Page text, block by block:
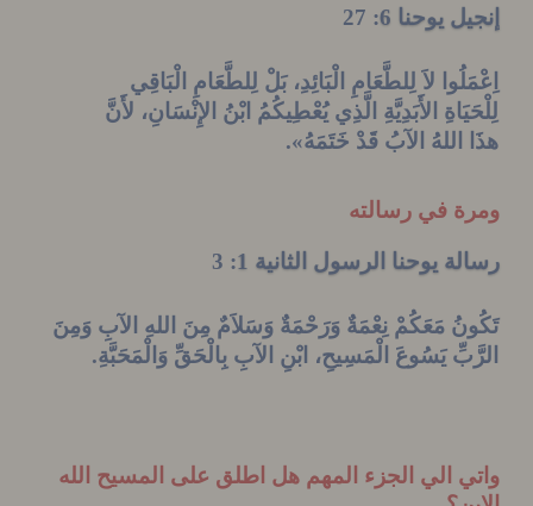
يوحنا 6 : 27
لاَ لِلطَّعَامِ الْبَائِدِ، بَلْ لِلطَّعَامِ الْبَاقِي
الأَبَدِيَّةِ
الَّذِي يُعْطِيكُمُ ابْنُ الإِنْسَانِ، لأَنَّ
اللهُ الآبُ قَدْ خَتَمَهُ».
في رسالته
يوحنا الرسول الثانية 1 : 3
مَعَكُمْ نِعْمَةٌ وَرَحْمَةٌ وَسَلاَمٌ مِنَ اللهِ الآبِ وَمِنَ
يَسُوعَ الْمَسِيحِ، ابْنِ الآبِ بِالْحَقِّ وَالْمَحَبَّةِ.
الي الجزء المهم هل اطلق على المسيح الله